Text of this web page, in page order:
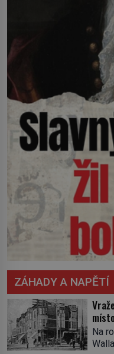
ZÁHADY A NAPĚTÍ
Na